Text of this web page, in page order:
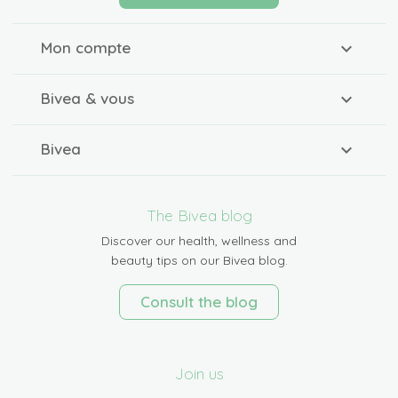
Mon compte
Bivea & vous
Bivea
The Bivea blog
Discover our health, wellness and
beauty tips on our Bivea blog.
Consult the blog
Join us